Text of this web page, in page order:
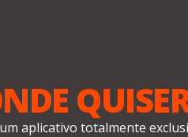
aplicativo totalmente